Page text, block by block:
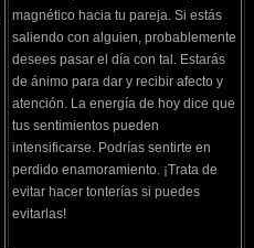
magnético hacia tu pareja. Si estás
saliendo con alguien, probablemente
desees pasar el día con tal. Estarás
de ánimo para dar y recibir afecto y
atención. La energía de hoy dice que
tus sentimientos pueden
intensificarse. Podrías sentirte en
perdido enamoramiento. ¡Trata de
evitar hacer tonterías si puedes
evitarlas!